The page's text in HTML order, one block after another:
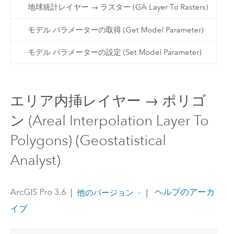
地球統計レイヤー → ラスター (GA Layer To Rasters)
モデル パラメーターの取得 (Get Model Parameter)
モデル パラメーターの設定 (Set Model Parameter)
エリア内挿レイヤー → ポリゴ
ン (Areal Interpolation Layer To
Polygons) (Geostatistical
Analyst)
ArcGIS Pro 3.6 | 他のバージョン |
ヘルプのアーカ
イブ